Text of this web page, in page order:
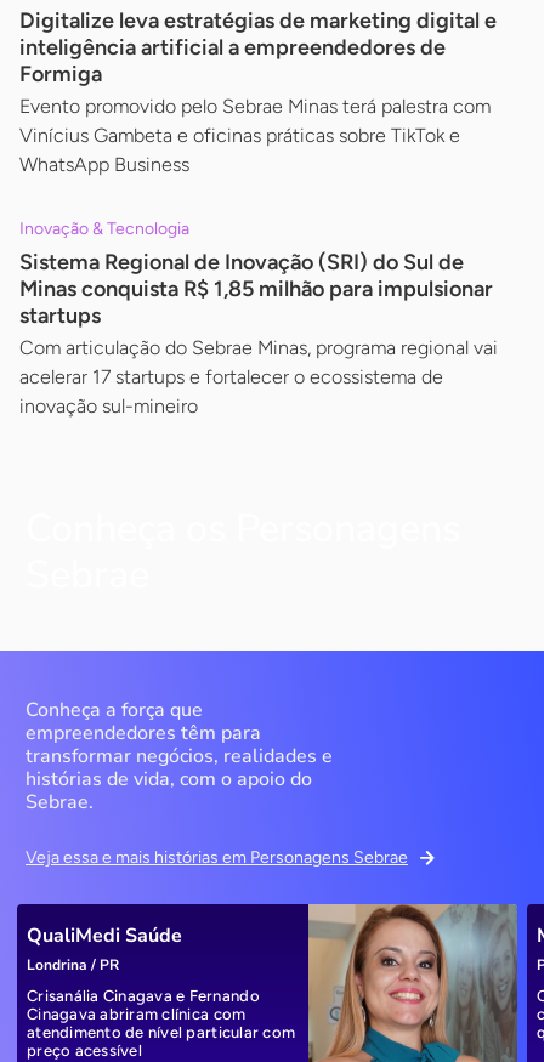
Digitalize leva estratégias de marketing digital e
inteligência artificial a empreendedores de
Formiga
Evento promovido pelo Sebrae Minas terá palestra com
Vinícius Gambeta e oficinas práticas sobre TikTok e
WhatsApp Business
Inovação & Tecnologia
Sistema Regional de Inovação (SRI) do Sul de
Minas conquista R$ 1,85 milhão para impulsionar
startups
Com articulação do Sebrae Minas, programa regional vai
acelerar 17 startups e fortalecer o ecossistema de
inovação sul-mineiro
Conheça a força que
empreendedores têm para
transformar negócios, realidades e
histórias de vida, com o apoio do
Sebrae.
Veja essa e mais histórias em Personagens Sebrae
QualiMedi Saúde
Londrina / PR
Crisanália Cinagava e Fernando
Cinagava abriram clínica com
atendimento de nível particular com
preço acessível